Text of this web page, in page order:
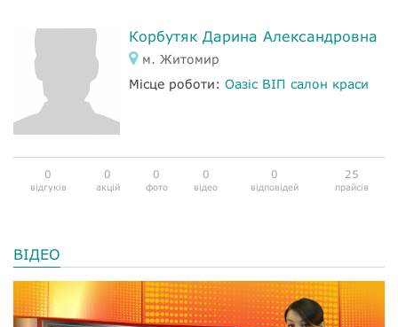
Корбутяк Дарина Александровна
м. Житомир
Місце роботи: Оазіс ВІП салон краси
0
відгуків
0
акцій
0
фото
0
відео
0
відповідей
25
прайсів
ВІДЕО